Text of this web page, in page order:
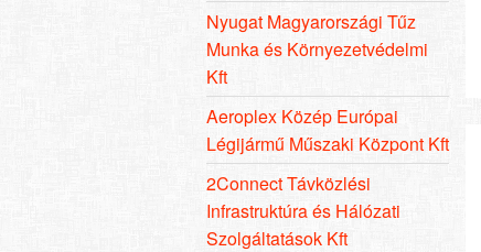
Nyugat Magyarországi Tűz
Munka és Környezetvédelmi
Kft
Aeroplex Közép Európai
Légijármű Műszaki Központ Kft
2Connect Távközlési
Infrastruktúra és Hálózati
Szolgáltatások Kft